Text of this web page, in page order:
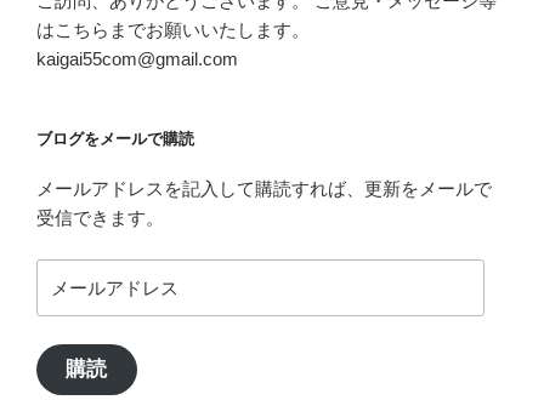
はこちらまでお願いいたします。
kaigai55com@gmail.com
ブログをメールで購読
メールアドレスを記入して購読すれば、更新をメールで
受信できます。
ー
ア
ド
購読